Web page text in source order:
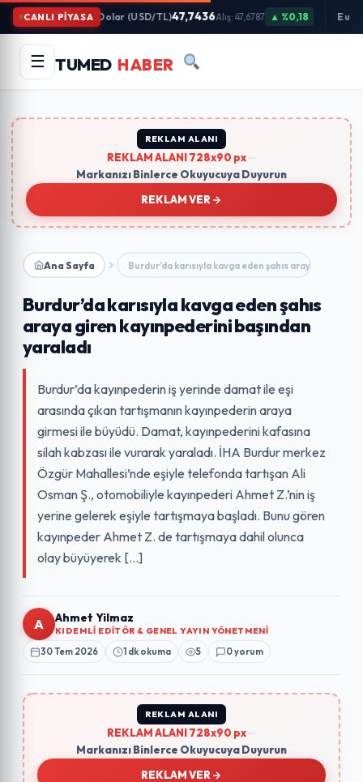
İçeriğe
Atla
CANLI PİYASA Dolar (USD/TL)47,7436Alış: 47,6787 ▲ %0,18 Euro
☰ TUMED HABER
Arama
yapın:
REKLAM ALANI
REKLAM ALANI 728x90 px
Markanızı Binlerce Okuyucuya Duyurun
REKLAM VER
Ana Sayfa Burdur’da karısıyla kavga eden şahıs araya giren…
Burdur’da karısıyla kavga eden şahıs
araya giren kayınpederini başından
yaraladı
Burdur’da kayınpederin iş yerinde damat ile eşi
arasında çıkan tartışmanın kayınpederin araya
girmesi ile büyüdü. Damat, kayınpederini kafasına
silah kabzası ile vurarak yaraladı. İHA Burdur merkez
Özgür Mahallesi’nde eşiyle telefonda tartışan Ali
Osman Ş., otomobiliyle kayınpederi Ahmet Z.’nin iş
yerine gelerek eşiyle tartışmaya başladı. Bunu gören
kayınpeder Ahmet Z. de tartışmaya dahil olunca
olay büyüyerek […]
A Ahmet Yilmaz
KIDEMLI EDITÖR & GENEL YAYIN YÖNETMENI
30 Tem 2026 1 dk okuma 5 0 yorum
REKLAM ALANI
REKLAM ALANI 728x90 px
Markanızı Binlerce Okuyucuya Duyurun
REKLAM VER